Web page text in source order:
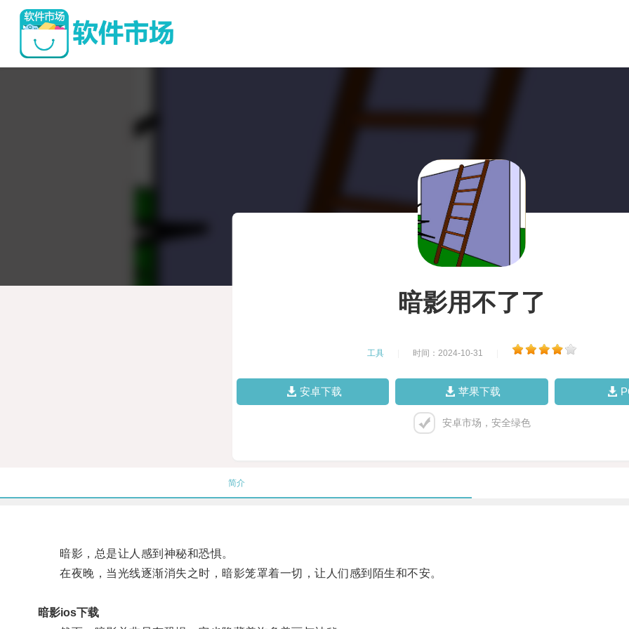
暗影用不了了
工具 时间：2024-10-31
安卓下载 苹果下载
安卓市场，安全绿色
简介
暗影，总是让人感到神秘和恐惧。
在夜晚，当光线逐渐消失之时，暗影笼罩着一切，让人们感到陌生和不安。
暗影ios下载